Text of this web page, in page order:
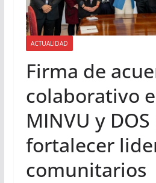
ACTUALIDAD
Firma de
colaborativo
MINVU y
fortalecer
comunitarios